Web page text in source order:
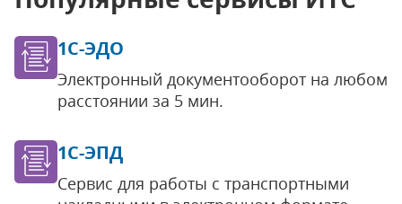
1С-ЭДО
Электронный документооборот на любом
расстоянии за 5 мин.
1С-ЭПД
Сервис для работы с транспортными